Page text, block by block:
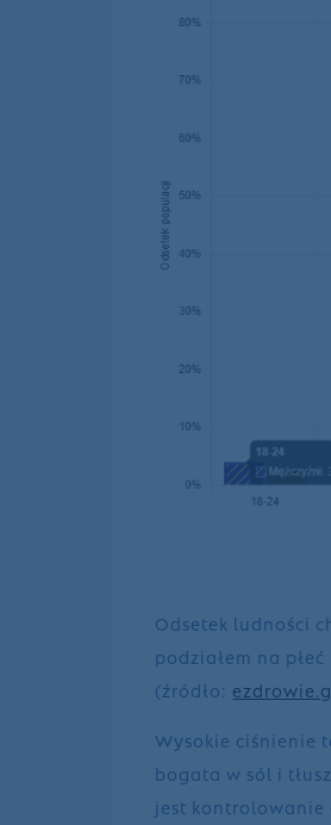
Odsetek ludności
podziałem na
(źródło:
Wysokie ciśnienie
bogata w sól i
jest kontrolowanie